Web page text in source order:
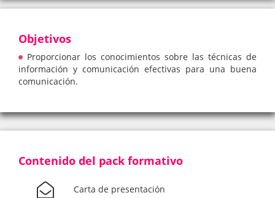
Objetivos
Proporcionar los conocimientos sobre las técnicas de
información y comunicación efectivas para una buena
comunicación.
Contenido del pack formativo
Carta de presentación